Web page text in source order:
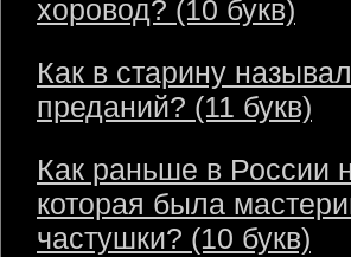
хоровод? (10 букв)
Как в старину
преданий? (11 букв)
Как раньше в России
которая была
частушки? (10 букв)